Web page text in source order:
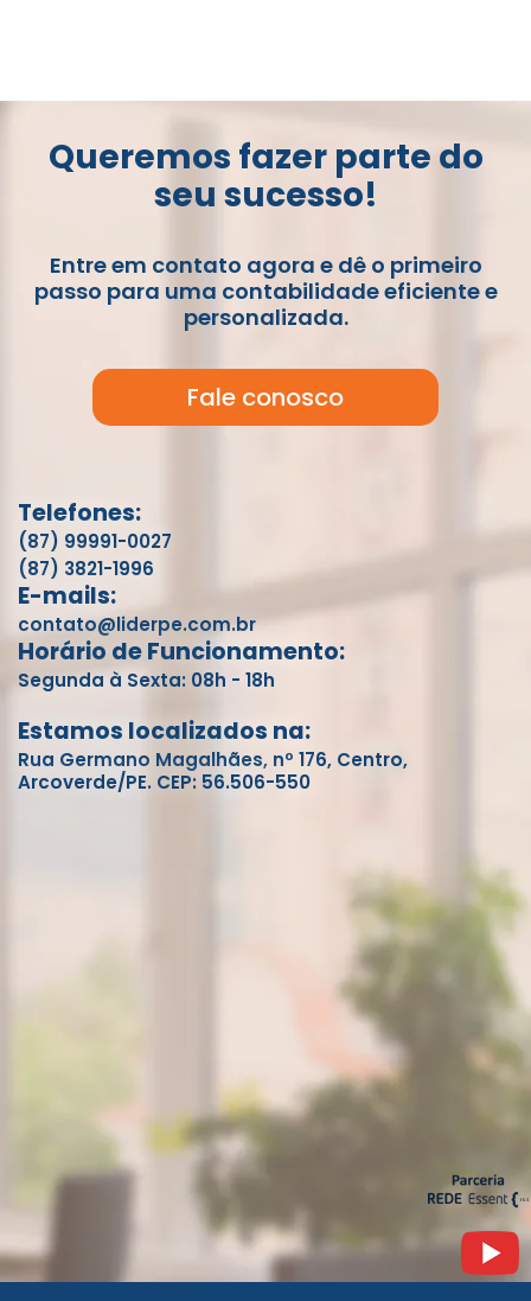
Queremos fazer parte do
seu sucesso!
Entre em contato agora e dê o primeiro
passo para uma contabilidade eficiente e
personalizada.
Fale conosco
Telefones:
(87) 99991-0027
(87) 3821-1996
E-mails:
contato@liderpe.com.br
Horário de Funcionamento:
Segunda à Sexta: 08h - 18h
Estamos localizados na:
Rua Germano Magalhães, nº 176, Centro,
Arcoverde/PE. CEP: 56.506-550